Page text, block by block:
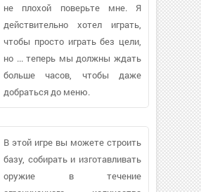
не плохой поверьте мне. Я
действительно хотел играть,
чтобы просто играть без цели,
но ... теперь мы должны ждать
больше часов, чтобы даже
добраться до меню.
В этой игре вы можете строить
базу, собирать и изготавливать
оружие в течение